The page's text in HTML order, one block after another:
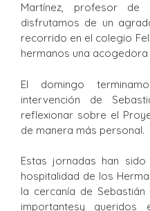
Martínez, profesor de
disfrutamos de un
recorrido en el colegio
hermanos una acogedora
El domingo
intervención de
reflexionar sobre el
de manera más personal.
Estas jornadas han
hospitalidad de los
la cercanía de
importantesy